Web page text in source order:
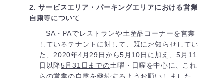
2. サービスエリア・パーキングエリアにおける営業
自粛等について
SA・PAでレストランや土産品コーナーを営業
しているテナントに対して、既にお知らせしてい
た、2020年4月29日から5月10日に加え、5月11
日以降5月31日までの土曜・日曜を中心に、これ
らの営業の自粛を継続するようお願いしました。